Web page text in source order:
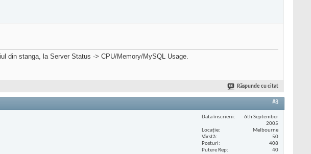
din stanga, la Server Status -> CPU/Memory/MySQL Usage.
Răspunde cu citat
#8
Data înscrierii
6th September
2005
Locaţie
Melbourne
Vârstă
50
Posturi
408
Putere Rep
40